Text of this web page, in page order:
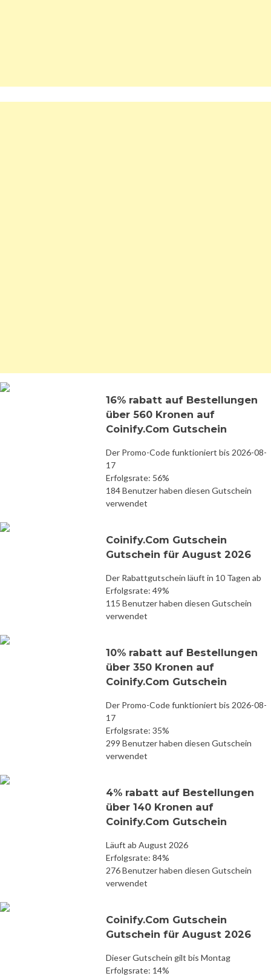
16% rabatt auf Bestellungen
über 560 Kronen auf
Coinify.Com Gutschein
Der Promo-Code funktioniert bis 2026-08-
17
Erfolgsrate: 56%
184 Benutzer haben diesen Gutschein
verwendet
Coinify.Com Gutschein
Gutschein für August 2026
Der Rabattgutschein läuft in 10 Tagen ab
Erfolgsrate: 49%
115 Benutzer haben diesen Gutschein
verwendet
10% rabatt auf Bestellungen
über 350 Kronen auf
Coinify.Com Gutschein
Der Promo-Code funktioniert bis 2026-08-
17
Erfolgsrate: 35%
299 Benutzer haben diesen Gutschein
verwendet
4% rabatt auf Bestellungen
über 140 Kronen auf
Coinify.Com Gutschein
Läuft ab August 2026
Erfolgsrate: 84%
276 Benutzer haben diesen Gutschein
verwendet
Coinify.Com Gutschein
Gutschein für August 2026
Dieser Gutschein gilt bis Montag
Erfolgsrate: 14%